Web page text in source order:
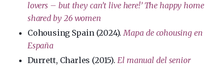
lovers – but they can’t live here!’ The happy home
shared by 26 women
Cohousing Spain (2024).Mapa de cohousing en
España
Durrett, Charles (2015).El manual del senior